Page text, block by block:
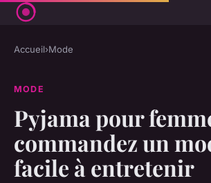
Accueil›Mode
MODE
Pyjama pour
commandez un
facile à entretenir